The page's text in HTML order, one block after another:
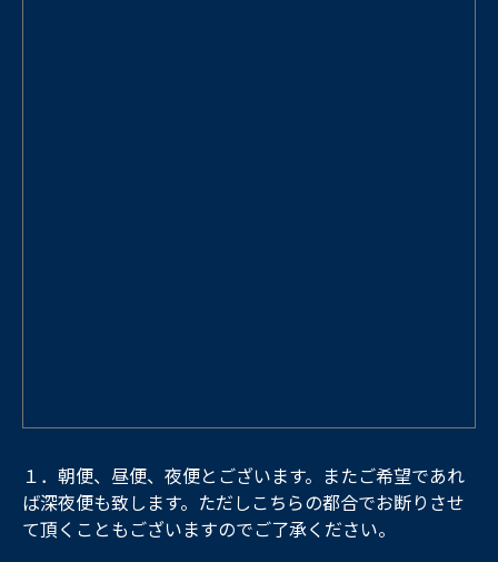
１．朝便、昼便、夜便とございます。またご希望であれ
ば深夜便も致します。ただしこちらの都合でお断りさせ
て頂くこともございますのでご了承ください。